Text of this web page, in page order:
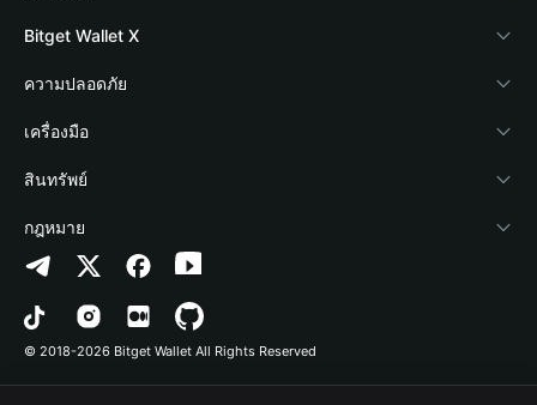
Blog
Academy
ข่าวสารด้านคริปโต
ศูนย์ช่วยเหลือ
ติดต่อเรา
ทรัพยากรข้อมูลของแบรนด์
อาชีพ
Crypto Card
Stablecoin Earn
Payfi Crypto
Crypto Swap API
Altcoin Season Index
Prediction Markets
DApp
Bitget Wallet X
นักพัฒนา
เชื่อมต่อ Wallet
Bitget Wallet Pay
ลิสต์โปรเจกต์
ความปลอดภัย
Protection Fund
เทคโนโลยีความปลอดภัย
เครื่องมือ
ซื้อคริปโต
การตรวจจับการอนุญาต
การตรวจจับสัญญา
การโอนเป็นชุด
สินทรัพย์
Arbitrum
Avalanche
Bitcoin
กฎหมาย
นโยบายความเป็นส่วนตัว
ข้อตกลงในการใช้บริการ
© 2018-2026 Bitget Wallet All Rights Reserved